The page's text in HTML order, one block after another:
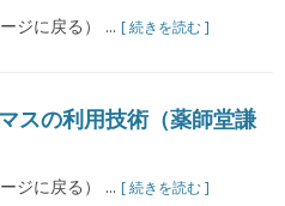
ジに戻る） ... [ 続きを読む ]
スの利用技術（薬師堂謙
ジに戻る） ... [ 続きを読む ]